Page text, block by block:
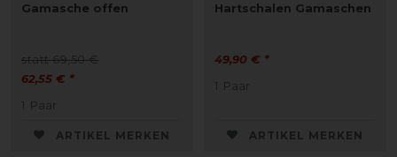
Gamasche offen
statt 69,50 €
62,55 € *
1 Paar
ARTIKEL MERKEN
Hartschalen Gamaschen
49,90 € *
1 Paar
ARTIKEL MERKEN